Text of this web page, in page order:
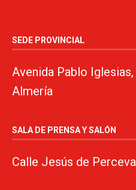
SEDE PROVINCIAL
Avenida Pablo
Almería
SALA DE PRENSA Y SALÓN
Calle Jesús de